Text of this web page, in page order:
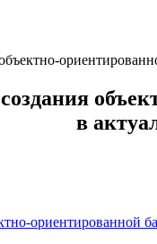
в
ориентированной